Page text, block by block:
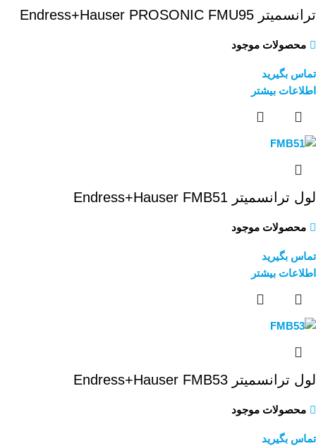
ترانسمیتر Endress+Hauser PROSONIC FMU95
محصولات موجود
تماس بگیرید
اطلاعات بیشتر
لول ترانسمیتر Endress+Hauser FMB51
محصولات موجود
تماس بگیرید
اطلاعات بیشتر
لول ترانسمیتر Endress+Hauser FMB53
محصولات موجود
تماس بگیرید